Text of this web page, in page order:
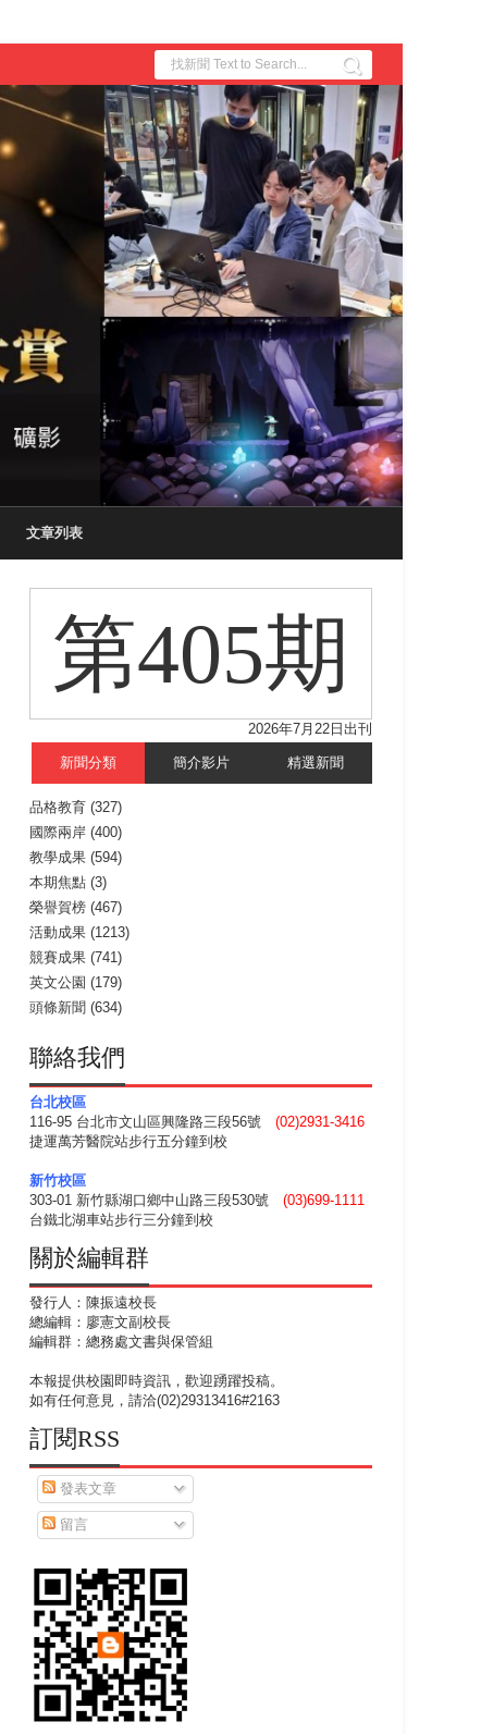
文章列表
第405期
2026年7月22日出刊
新聞分類 簡介影片 精選新聞
品格教育 (327)
國際兩岸 (400)
教學成果 (594)
本期焦點 (3)
榮譽賀榜 (467)
活動成果 (1213)
競賽成果 (741)
英文公園 (179)
頭條新聞 (634)
聯絡我們
台北校區
116-95 台北市文山區興隆路三段56號 (02)2931-3416
捷運萬芳醫院站步行五分鐘到校
新竹校區
303-01 新竹縣湖口鄉中山路三段530號 (03)699-1111
台鐵北湖車站步行三分鐘到校
關於編輯群
發行人：陳振遠校長
總編輯：廖憲文副校長
編輯群：總務處文書與保管組
本報提供校園即時資訊，歡迎踴躍投稿。
如有任何意見，請洽(02)29313416#2163
訂閱RSS
發表文章
留言